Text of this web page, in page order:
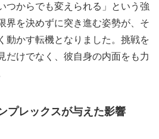
つからでも変えられる」という強
界を決めずに突き進む姿勢が、そ
動かす転機となりました。挑戦を
だけでなく、彼自身の内面をも力
プレックスが与えた影響